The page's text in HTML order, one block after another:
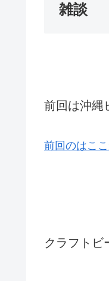
雑談
前回は沖縄
前回のはこ
クラフトビ